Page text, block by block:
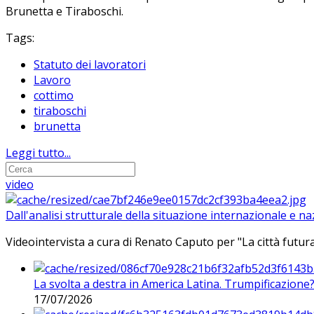
Brunetta e Tiraboschi.
Tags:
Statuto dei lavoratori
Lavoro
cottimo
tiraboschi
brunetta
Leggi tutto...
video
Dall'analisi strutturale della situazione internazionale e
Videointervista a cura di Renato Caputo per "La città
La svolta a destra in America Latina. Trumpificazione?
17/07/2026